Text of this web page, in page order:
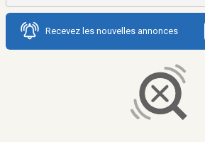
Recevez les nouvelles annonces